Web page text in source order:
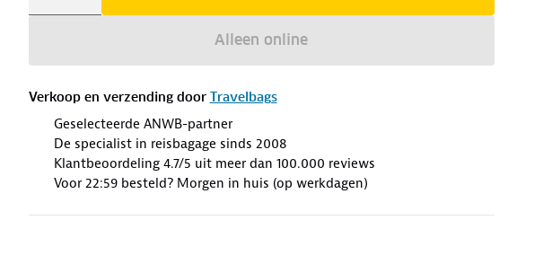
Alleen online
Verkoop en verzending door Travelbags
Geselecteerde ANWB-partner
De specialist in reisbagage sinds 2008
Klantbeoordeling 4.7/5 uit meer dan 100.000 reviews
Voor 22:59 besteld? Morgen in huis (op werkdagen)